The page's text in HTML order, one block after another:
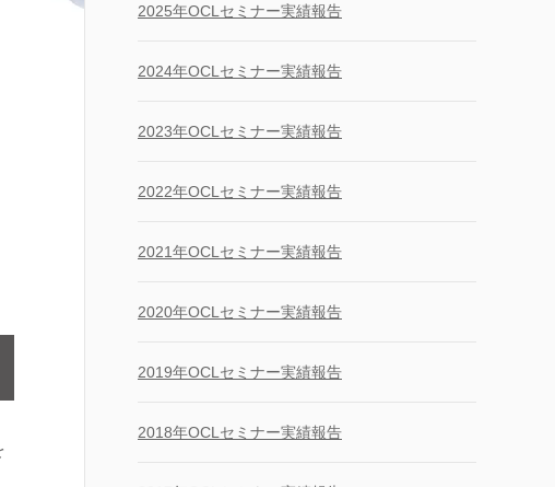
2025年OCLセミナー実績報告
2024年OCLセミナー実績報告
2023年OCLセミナー実績報告
2022年OCLセミナー実績報告
2021年OCLセミナー実績報告
2020年OCLセミナー実績報告
2019年OCLセミナー実績報告
2018年OCLセミナー実績報告